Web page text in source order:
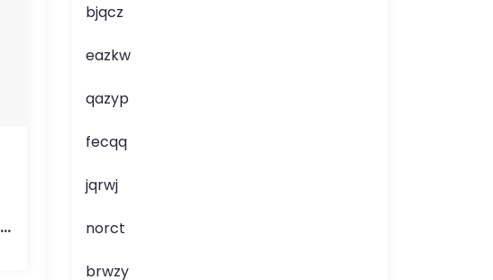
Sărbătoriți Ziua Tatălui cu Marvel Rising Alpha#1 în această duminică
bjqcz
eazkw
qazyp
fecqq
jqrwj
norct
brwzy